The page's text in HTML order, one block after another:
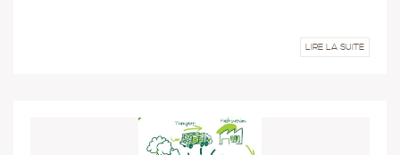
LIRE LA SUITE